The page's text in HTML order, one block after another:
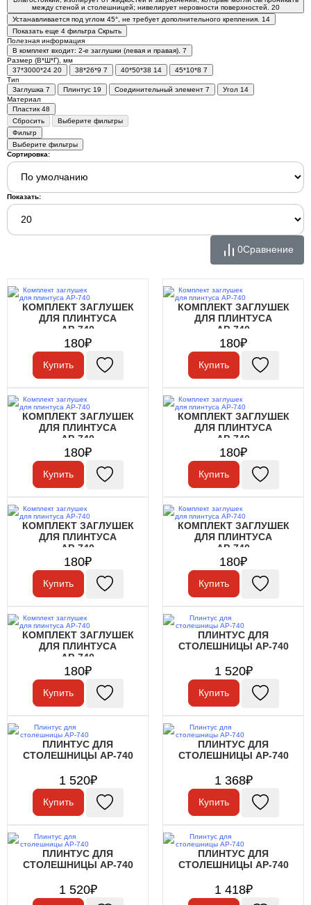
между стеной и столешницей; нивелирует неровности поверхностей.
20
Устанавливается под углом 45°, не требует дополнительного крепления.
14
Показать еще 4 фильтра Скрыть
Полезная информация
В комплект входит: 2-е заглушки (левая и правая). 7
Размер (В*Ш*Г), мм
37*3000*24 20 38*26*9 7 40*50*38 14 45*10*8 7
Тип
Заглушка 7 Плинтус 19 Соединительный элемент 7 Угол 14
Материал
Пластик 48
Сбросить
Выберите фильтры
Фильтр
Выберите фильтры
Сортировка:
Показать:
0Сравнение
КОМПЛЕКТ ЗАГЛУШЕК
ДЛЯ ПЛИНТУСА
АР-740
180₽
Купить
КОМПЛЕКТ ЗАГЛУШЕК
ДЛЯ ПЛИНТУСА
АР-740
180₽
Купить
КОМПЛЕКТ ЗАГЛУШЕК
ДЛЯ ПЛИНТУСА
АР-740
180₽
Купить
КОМПЛЕКТ ЗАГЛУШЕК
ДЛЯ ПЛИНТУСА
АР-740
180₽
Купить
КОМПЛЕКТ ЗАГЛУШЕК
ДЛЯ ПЛИНТУСА
АР-740
180₽
Купить
КОМПЛЕКТ ЗАГЛУШЕК
ДЛЯ ПЛИНТУСА
АР-740
180₽
Купить
КОМПЛЕКТ ЗАГЛУШЕК
ДЛЯ ПЛИНТУСА
АР-740
180₽
Купить
ПЛИНТУС ДЛЯ
СТОЛЕШНИЦЫ АР-740
1 520₽
Купить
ПЛИНТУС ДЛЯ
СТОЛЕШНИЦЫ АР-740
1 520₽
Купить
ПЛИНТУС ДЛЯ
СТОЛЕШНИЦЫ АР-740
1 368₽
Купить
ПЛИНТУС ДЛЯ
СТОЛЕШНИЦЫ АР-740
1 520₽
ПЛИНТУС ДЛЯ
СТОЛЕШНИЦЫ АР-740
1 418₽